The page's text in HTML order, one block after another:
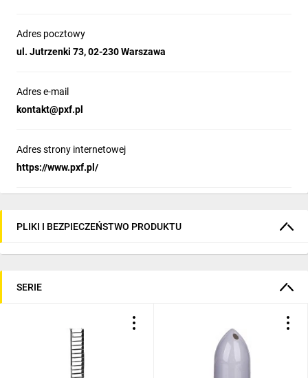
Adres pocztowy
ul. Jutrzenki 73, 02-230 Warszawa
Adres e-mail
kontakt@pxf.pl
Adres strony internetowej
https://www.pxf.pl/
PLIKI I BEZPIECZEŃSTWO PRODUKTU
SERIE